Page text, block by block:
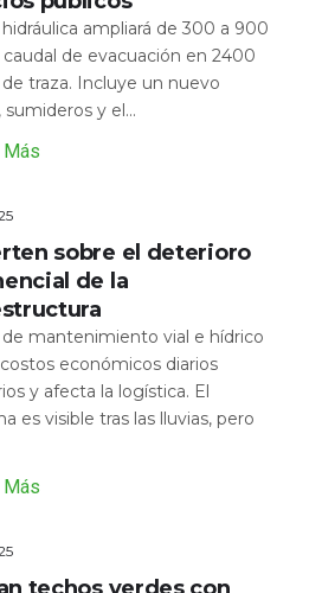
hidráulica ampliará de 300 a 900
caudal de evacuación en 2400
traza. Incluye un nuevo
y el...
Más
sobre el deterioro
de la
de mantenimiento vial e hídrico
económicos diarios
y afecta la logística. El
es visible tras las lluvias, pero
Más